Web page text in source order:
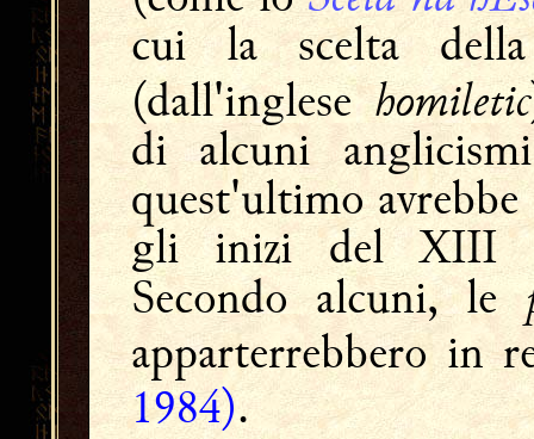
cui la scelta
(dall'inglesehomiletic
di alcuni
quest'ultimo
gli inizi del XIII
Secondo alcuni, le
apparterrebbero in
1984).